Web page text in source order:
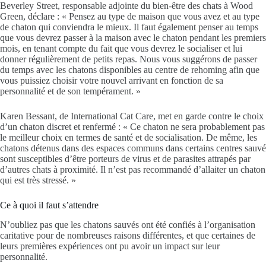
Beverley Street, responsable adjointe du bien-être des chats à Wood
Green, déclare : « Pensez au type de maison que vous avez et au type
de chaton qui conviendra le mieux. Il faut également penser au temps
que vous devrez passer à la maison avec le chaton pendant les premiers
mois, en tenant compte du fait que vous devrez le socialiser et lui
donner régulièrement de petits repas. Nous vous suggérons de passer
du temps avec les chatons disponibles au centre de rehoming afin que
vous puissiez choisir votre nouvel arrivant en fonction de sa
personnalité et de son tempérament. »
Karen Bessant, de International Cat Care, met en garde contre le choix
d’un chaton discret et renfermé : « Ce chaton ne sera probablement pas
le meilleur choix en termes de santé et de socialisation. De même, les
chatons détenus dans des espaces communs dans certains centres sauvé
sont susceptibles d’être porteurs de virus et de parasites attrapés par
d’autres chats à proximité. Il n’est pas recommandé d’allaiter un chaton
qui est très stressé. »
Ce à quoi il faut s’attendre
N’oubliez pas que les chatons sauvés ont été confiés à l’organisation
caritative pour de nombreuses raisons différentes, et que certaines de
leurs premières expériences ont pu avoir un impact sur leur
personnalité.